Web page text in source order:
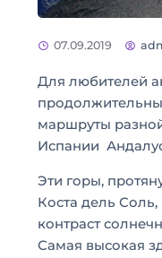
07.09.2019
Для любителей
маршруты
Испании
Эти горы,
Коста дель
контраст
Самая высокая